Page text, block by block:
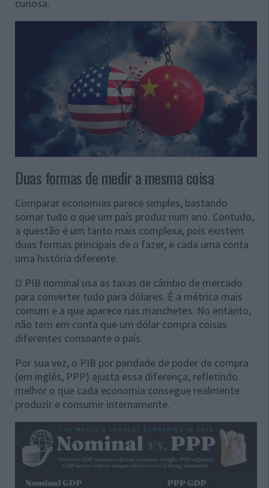
curiosa.
Duas formas de medir a mesma coisa
Comparar economias parece simples, bastando
somar tudo o que um país produz num ano. Contudo,
a questão é um tanto mais complexa, pois existem
duas formas principais de o fazer, e cada uma conta
uma história diferente.
O PIB nominal usa as taxas de câmbio de mercado
para converter tudo para dólares. É a métrica mais
comum e a que aparece nas manchetes. No entanto,
não tem em conta que um dólar compra coisas
diferentes consoante o país.
Por sua vez, o PIB por paridade de poder de compra
(em inglês, PPP) ajusta essa diferença, refletindo
melhor o que cada economia consegue realmente
produzir e consumir internamente.